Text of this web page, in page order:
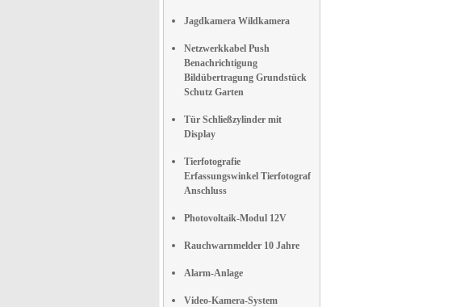
Jagdkamera Wildkamera
Netzwerkkabel Push
Benachrichtigung
Bildübertragung Grundstück
Schutz Garten
Tür Schließzylinder mit
Display
Tierfotografie
Erfassungswinkel Tierfotograf
Anschluss
Photovoltaik-Modul 12V
Rauchwarnmelder 10 Jahre
Alarm-Anlage
Video-Kamera-System